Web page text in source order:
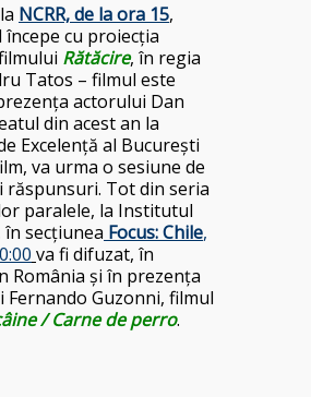
NCRR, de la ora 15,
cu proiecția
Rătăcire, în regia
Tatos – filmul este
actorului Dan
din acest an la
Excelență al București
va urma o sesiune de
răspunsuri. Tot din seria
paralele, la Institutul
în secțiunea Focus: Chile,
va fi difuzat, în
România și în prezența
Guzonni, filmul
/ Carne de perro.